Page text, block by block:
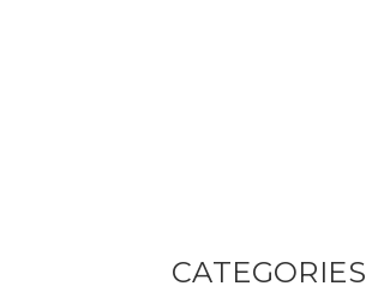
CATEGORIES